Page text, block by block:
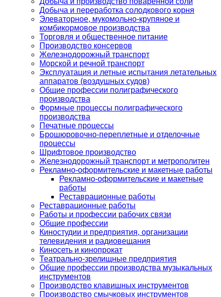
Добыча и переработка солодкового корня
Элеваторное, мукомольно-крупяное и
комбикормовое производства
Торговля и общественное питание
Производство консервов
Железнодорожный транспорт
Морской и речной транспорт
Эксплуатация и летные испытания летательных
аппаратов (воздушных судов)
Общие профессии полиграфического
производства
Формные процессы полиграфического
производства
Печатные процессы
Брошюровочно-переплетные и отделочные
процессы
Шрифтовое производство
Железнодорожный транспорт и метрополитен
Рекламно-оформительские и макетные работы
Рекламно-оформительские и макетные
работы
Реставрационные работы
Реставрационные работы
Работы и профессии рабочих связи
Общие профессии
Киностудии и предприятия, организации
телевидения и радиовещания
Киносеть и кинопрокат
Театрально-зрелищные предприятия
Общие профессии производства музыкальных
инструментов
Производство клавишных инструментов
Производство смычковых инструментов